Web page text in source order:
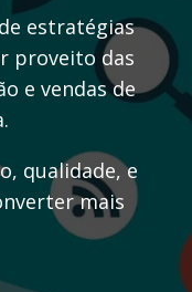
estratégias
proveito das
e vendas de
qualidade, e
mais